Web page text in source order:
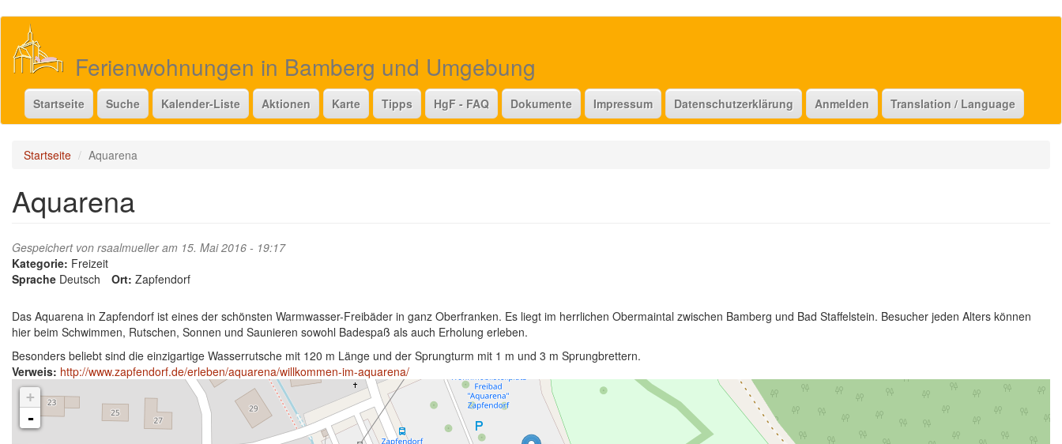
Direkt
Inhalt
Ferienwohnungen in Bamberg und Umgebung
Startseite Suche Kalender-Liste Aktionen Karte Tipps HgF - FAQ Dokumente Impressum Datenschutzerklärung Anmelden Translation / Language
Startseite Aquarena
Aquarena
Gespeichert von rsaalmuelleram 15. Mai 2016 - 19:17
Kategorie: Freizeit
Sprache Deutsch Ort: Zapfendorf
Das Aquarena in Zapfendorf ist eines der schönsten Warmwasser-Freibäder in ganz Oberfranken. Es liegt im herrlichen Obermaintal zwischen Bamberg und Bad Staffelstein. Besucher jeden Alters können
hier beim Schwimmen, Rutschen, Sonnen und Saunieren sowohl Badespaß als auch Erholung erleben.
Besonders beliebt sind die einzigartige Wasserrutsche mit 120 m Länge und der Sprungturm mit 1 m und 3 m Sprungbrettern.
Verweis: http://www.zapfendorf.de/erleben/aquarena/willkommen-im-aquarena/
+
-